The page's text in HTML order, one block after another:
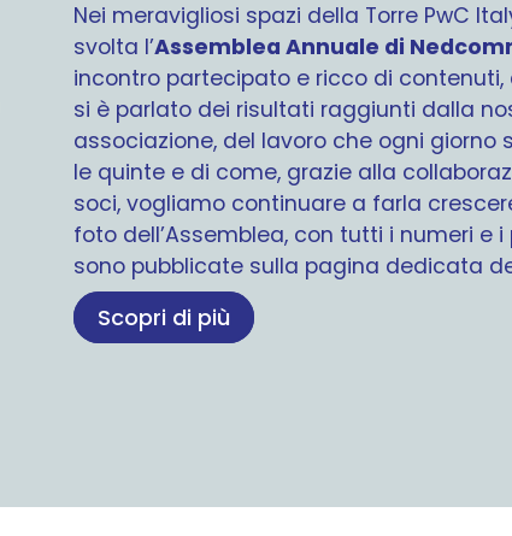
Nei meravigliosi spazi della Torre PwC
svolta l’Assemblea Annuale di
incontro partecipato e ricco di
si è parlato dei risultati raggiunti dalla
associazione, del lavoro che ogni giorno
le quinte e di come, grazie alla
soci, vogliamo continuare a farla
foto dell’Assemblea, con tutti i numeri e
sono pubblicate sulla pagina dedicata
Scopri di più